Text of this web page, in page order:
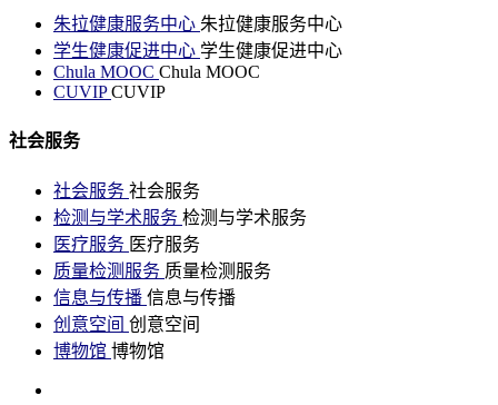
朱拉健康服务中心 朱拉健康服务中心
学生健康促进中心 学生健康促进中心
Chula MOOC Chula MOOC
CUVIPCUVIP
社会服务
社会服务 社会服务
检测与学术服务 检测与学术服务
医疗服务 医疗服务
质量检测服务 质量检测服务
信息与传播 信息与传播
创意空间 创意空间
博物馆 博物馆